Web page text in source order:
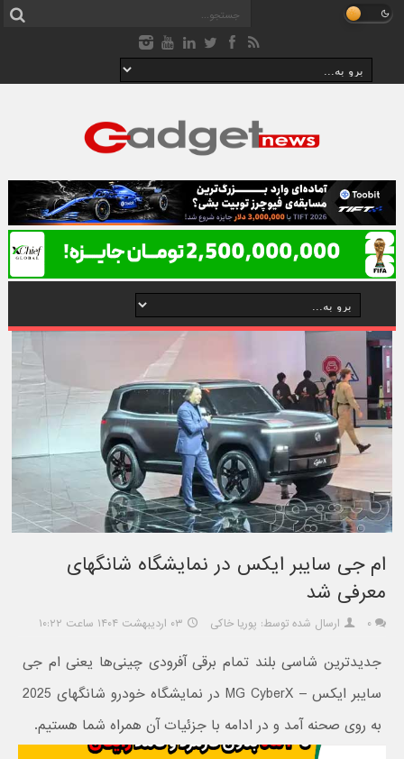
ام جی سایبر ایکس در نمایشگاه شانگهای
معرفی شد
۰ ارسال شده توسط: پوریا خاکی ۰۳ اردیبهشت ۱۴۰۴ ساعت ۱۰:۲۲
جدیدترین شاسی بلند تمام برقی آفرودی چینی‌ها یعنی ام جی
سایبر ایکس – MG CyberX در نمایشگاه خودرو شانگهای 2025
به روی صحنه آمد و در ادامه با جزئیات آن همراه شما هستیم.